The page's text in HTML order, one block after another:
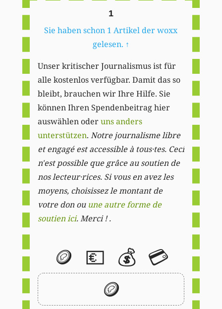
1
Sie haben schon 1 Artikel der woxx
gelesen. ↑
Unser kritischer Journalismus ist für
alle kostenlos verfügbar. Damit das so
bleibt, brauchen wir Ihre Hilfe. Sie
können Ihren Spendenbeitrag hier
auswählen oderuns anders
unterstützen. Notre journalisme libre
et engagé est accessible à tous·tes. Ceci
n'est possible que grâce au soutien de
nos lecteur·rices. Si vous en avez les
moyens, choisissez le montant de
votre don ou une autre forme de
soutien ici. Merci ! .
🪙 💶 💰 💳
🪙